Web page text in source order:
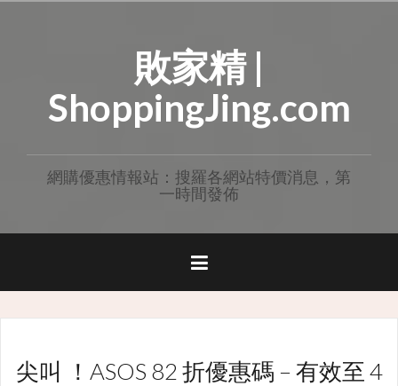
敗家精 |
ShoppingJing.com
網購優惠情報站：搜羅各網站特價消息，第
一時間發佈
尖叫 ！ASOS 82 折優惠碼 – 有效至 4